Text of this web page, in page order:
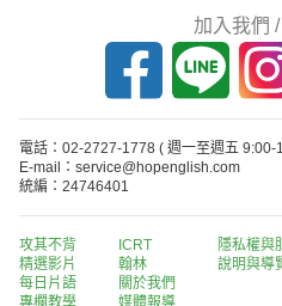
加入我們 /
電話：02-2727-1778 ( 週一至週五
E-mail：service@hopenglish.com
統編：24746401
攻其不背
精選影片
每日片語
專欄教學
ICRT
翰林
關於我們
媒體報導
隱私權與
說明與導